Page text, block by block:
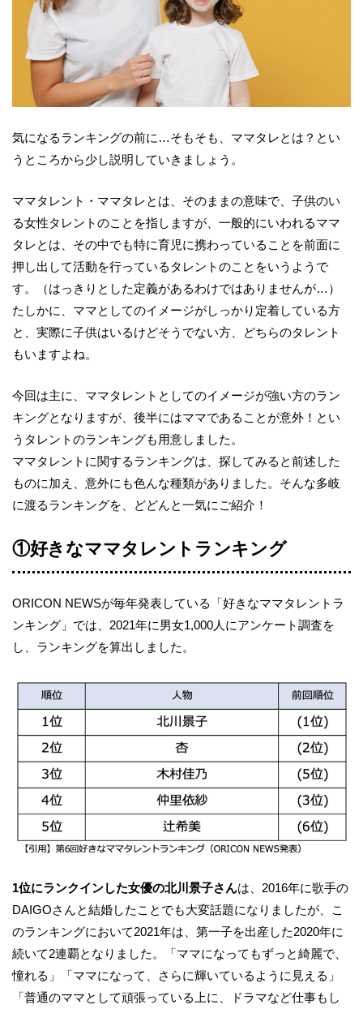
気になるランキングの前に…そもそも、ママタレとは？とい
うところから少し説明していきましょう。
ママタレント・ママタレとは、そのままの意味で、子供のい
る女性タレントのことを指しますが、一般的にいわれるママ
タレとは、その中でも特に育児に携わっていることを前面に
押し出して活動を行っているタレントのことをいうようで
す。（はっきりとした定義があるわけではありませんが…）
たしかに、ママとしてのイメージがしっかり定着している方
と、実際に子供はいるけどそうでない方、どちらのタレント
もいますよね。
今回は主に、ママタレントとしてのイメージが強い方のラン
キングとなりますが、後半にはママであることが意外！とい
うタレントのランキングも用意しました。
ママタレントに関するランキングは、探してみると前述した
ものに加え、意外にも色んな種類がありました。そんな多岐
に渡るランキングを、どどんと一気にご紹介！
①好きなママタレントランキング
ORICON NEWSが毎年発表している「好きなママタレントラ
ンキング」では、2021年に男女1,000人にアンケート調査を
し、ランキングを算出しました。
1位にランクインした女優の北川景子さんは、2016年に歌手の
DAIGOさんと結婚したことでも大変話題になりましたが、こ
のランキングにおいて2021年は、第一子を出産した2020年に
続いて2連覇となりました。「ママになってもずっと綺麗で、
憧れる」「ママになって、さらに輝いているように見える」
「普通のママとして頑張っている上に、ドラマなど仕事もし